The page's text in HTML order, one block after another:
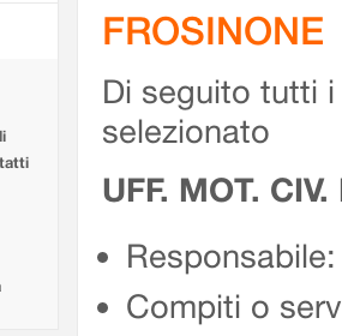
FROSINONE
Di seguito tutti
selezionato
UFF. MOT.
Compiti o